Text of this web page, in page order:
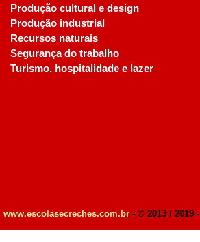
Produção cultural e design
Produção industrial
Recursos naturais
Segurança do trabalho
Turismo, hospitalidade e lazer
www.escolasecreches.com.br - © 2013 / 2019 -